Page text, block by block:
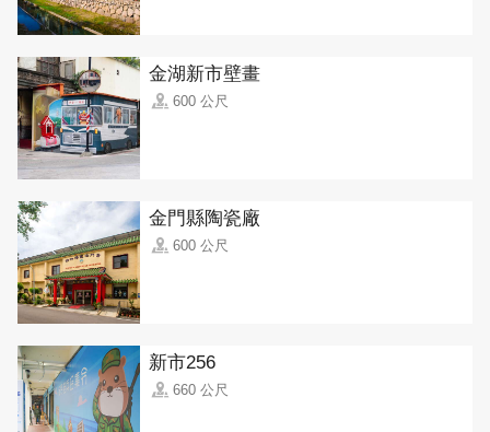
金湖新市壁畫
600 公尺
金門縣陶瓷廠
600 公尺
新市256
660 公尺